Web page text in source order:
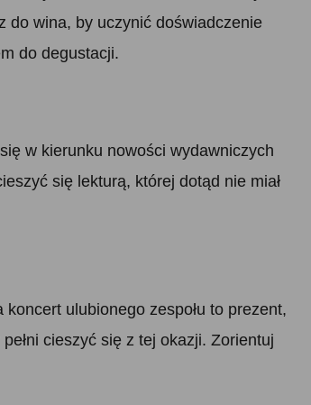
do wina, by uczynić doświadczenie
do degustacji.
w kierunku nowości wydawniczych
się lekturą, której dotąd nie miał
ulubionego zespołu to prezent,
cieszyć się z tej okazji. Zorientuj